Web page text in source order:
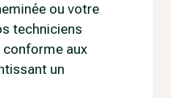
ou votre
techniciens
aux
un